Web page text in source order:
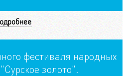
фестиваля народных
золото".